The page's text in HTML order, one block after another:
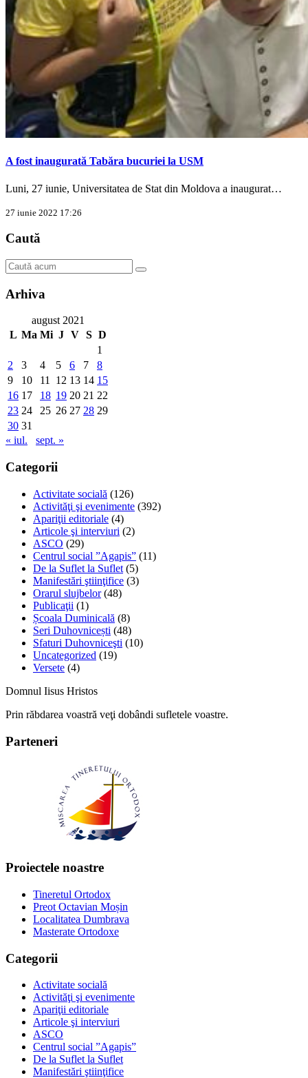
A fost inaugurată Tabăra bucuriei la USM
Luni, 27 iunie, Universitatea de Stat din Moldova a inaugurat…
27 iunie 2022 17:26
Caută
Arhiva
august 2021
L Ma Mi J V S D
1
2
3 4 5 6 7
8
9
10 11 12 13 14 15
16 17 18 19 20 21 22
23 24 25 26 27 28 29
30 31
« iul.
sept. »
Categorii
Activitate socială (126)
Activităţi şi evenimente (392)
Apariţii editoriale (4)
Articole şi interviuri (2)
ASCO (29)
Centrul social ”Agapis” (11)
De la Suflet la Suflet (5)
Manifestări ştiinţifice (3)
Orarul slujbelor(48)
Publicaţii (1)
Școala Duminicală (8)
Seri Duhovnicești (48)
Sfaturi Duhovniceşti (10)
Uncategorized (19)
Versete (4)
Domnul Iisus Hristos
Prin răbdarea voastră veţi dobândi sufletele voastre.
Parteneri
Proiectele noastre
Tineretul Ortodox
Preot Octavian Moșin
Localitatea Dumbrava
Masterate Ortodoxe
Categorii
Activitate socială
Activităţi şi evenimente
Apariţii editoriale
Articole şi interviuri
ASCO
Centrul social ”Agapis”
De la Suflet la Suflet
Manifestări ştiinţifice